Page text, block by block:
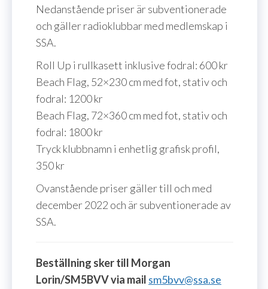
Nedanstående priser är subventionerade
och gäller radioklubbar med medlemskap i
SSA.
Roll Up i rullkasett inklusive fodral: 600 kr
Beach Flag, 52×230 cm med fot, stativ och
fodral: 1200 kr
Beach Flag, 72×360 cm med fot, stativ och
fodral: 1800 kr
Tryck klubbnamn i enhetlig grafisk profil,
350 kr
Ovanstående priser gäller till och med
december 2022 och är subventionerade av
SSA.
Beställning sker till Morgan
Lorin/SM5BVV via mail sm5bvv@ssa.se